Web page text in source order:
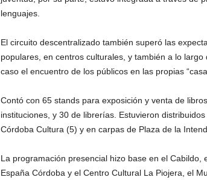
lenguajes.
El circuito descentralizado también superó las
populares, en centros culturales, y también a lo
caso el encuentro de los públicos en las propias
Contó con 65 stands para exposición y venta de
instituciones, y 30 de librerías. Estuvieron
Córdoba Cultura (5) y en carpas de Plaza de la
La programación presencial hizo base en el Cabildo,
España Córdoba y el Centro Cultural La Piojera, el